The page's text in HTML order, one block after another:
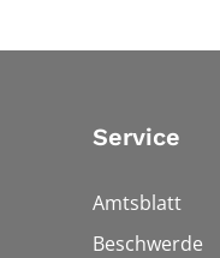
Service
Amtsblatt
Beschwerde